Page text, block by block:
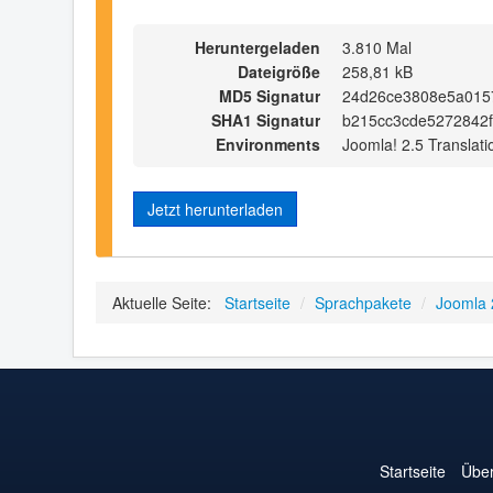
Heruntergeladen
3.810 Mal
Dateigröße
258,81 kB
MD5 Signatur
SHA1 Signatur
Environments
Joomla! 2.5
Jetzt herunterladen
Aktuelle Seite: Startseite / Sprachpakete / Joomla
Startseite